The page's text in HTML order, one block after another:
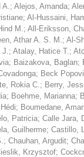
A.; Alejos, Amanda;
; Al-Hussaini,
M.; All-Eriksson,
Athar A. S. M.; Al-
J.; Atalay, Hatice T.;
; Baizakova, Baglan;
; Beck
Rokia C.; Berry,
; Boehme, Marianna;
; Boumedane,
Patricia; Calle Jara,
Guilherme; Castillo,
; Chauhan, Argudit;
Krzysztof;